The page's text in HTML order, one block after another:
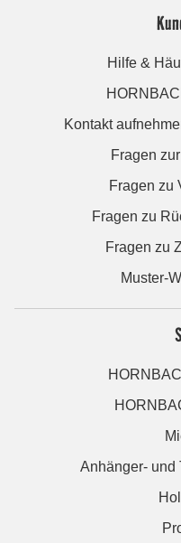
Hilfe &
Kontakt
Fragen
Fragen zu
Fragen zu
Fragen zu
Muster-
Anhänger- und